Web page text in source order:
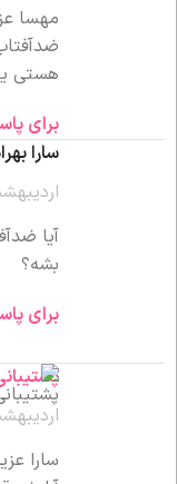
مهسا
هستی
برای
سارا
اردیبهشت 26, 1404 در
آیا
بشه؟
برای
اردیبهشت 27, 1404 در
سارا